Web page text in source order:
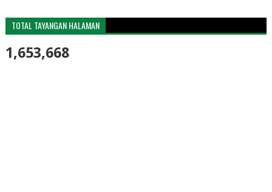
TOTAL TAYANGAN HALAMAN
1,653,668